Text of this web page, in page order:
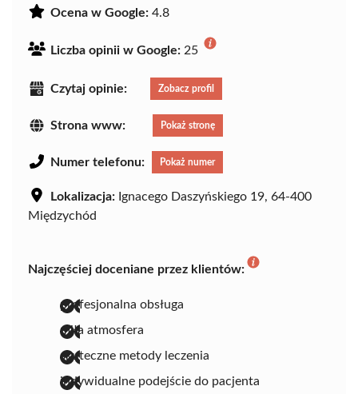
Ocena w Google: 4.8
Liczba opinii w Google: 25
Czytaj opinie: Zobacz profil
Strona www: Pokaż stronę
Numer telefonu: Pokaż numer
Lokalizacja: Ignacego Daszyńskiego 19, 64-400
Międzychód
Najczęściej doceniane przez klientów:
profesjonalna obsługa
miła atmosfera
skuteczne metody leczenia
indywidualne podejście do pacjenta